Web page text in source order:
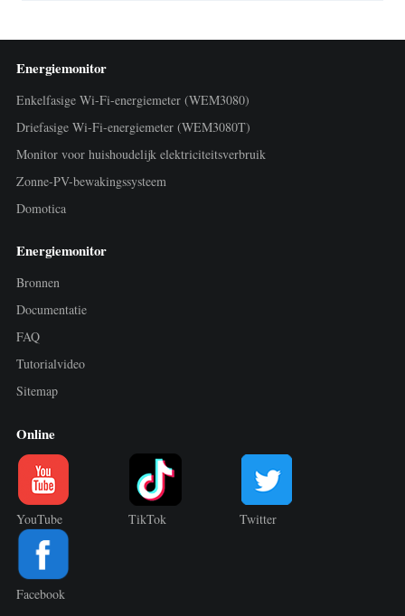
Energiemonitor
Enkelfasige Wi-Fi-energiemeter (WEM3080)
Driefasige Wi-Fi-energiemeter (WEM3080T)
Monitor voor huishoudelijk elektriciteitsverbruik
Zonne-PV-bewakingssysteem
Domotica
Energiemonitor
Bronnen
Documentatie
FAQ
Tutorialvideo
Sitemap
Online
YouTube TikTok Twitter
Facebook